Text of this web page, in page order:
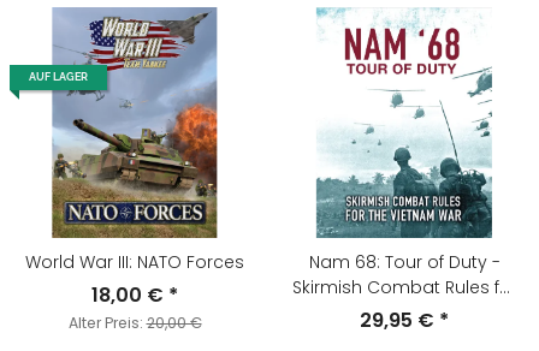
AUF LAGER
World War III: NATO Forces
18,00 € *
Alter Preis:20,00 €
Nam 68: Tour of Duty -
Skirmish Combat Rules for
the Vietnam War
29,95 € *